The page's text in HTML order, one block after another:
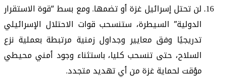
لن تحتل إسرائيل غزة أو تضمها. ومع بسط “قوة الاستقرار
الدولية” السيطرة، ستنسحب قوات الاحتلال الإسرائيلي
تدريجيًا وفق معايير وجداول زمنية مرتبطة بعملية نزع
السلاح، حتى تنسحب كليا، باستثناء وجود أمني محيطي
مؤقت لحماية غزة من أي تهديد متجدد.